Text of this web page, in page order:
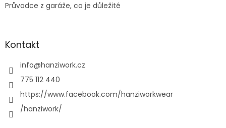
Průvodce z garáže, co je důležité
Kontakt
info@hanziwork.cz
775 112 440
https://www.facebook.com/hanziworkwear
/hanziwork/